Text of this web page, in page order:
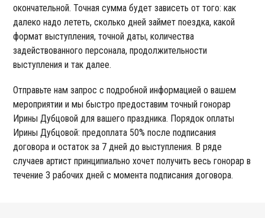
окончательной. Точная сумма будет зависеть от того: как
далеко надо лететь, сколько дней займет поездка, какой
формат выступления, точной даты, количества
задействованного персонала, продолжительности
выступления и так далее.
Отправьте нам запрос с подробной информацией о вашем
мероприятии и мы быстро предоставим точный гонорар
Ирины Дубцовой для вашего праздника. Порядок оплаты
Ирины Дубцовой: предоплата 50% после подписания
договора и остаток за 7 дней до выступления. В ряде
случаев артист принципиально хочет получить весь гонорар в
течение 3 рабочих дней с момента подписания договора.